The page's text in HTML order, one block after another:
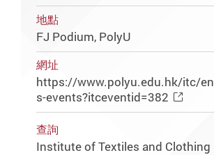
地點
FJ Podium, PolyU
網址
https://www.polyu.edu.hk/itc/
s-events?itceventid=382
查詢
Institute of Textiles and Clothing